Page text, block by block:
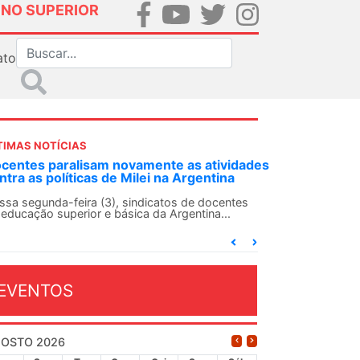
SUPERIOR
NOTÍCIAS
SN convoca docentes para Dia de
Internacionalista com Cuba em
de agosto
SN conclama suas seções sindicais e o